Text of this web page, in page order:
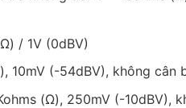
/ 1V (0dBV)
10mV (-54dBV), không cân
(Ω), 250mV (-10dBV),